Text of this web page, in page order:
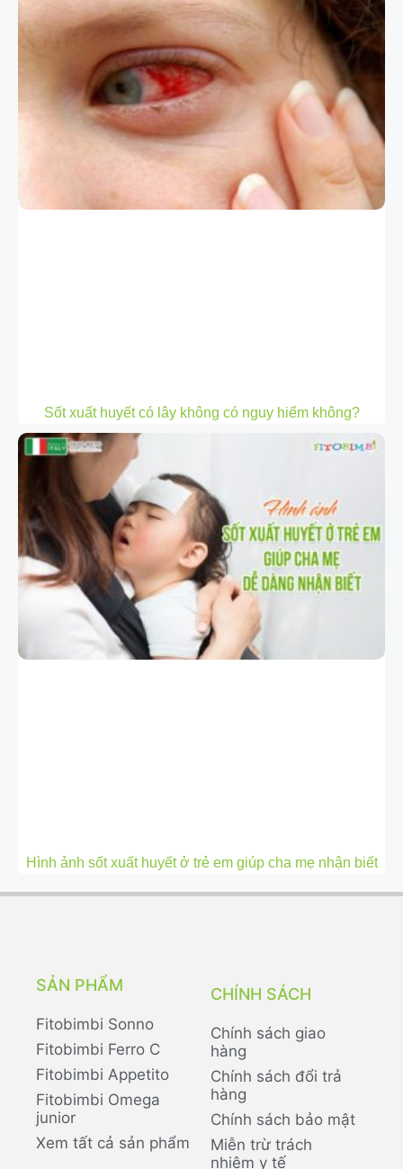
Sốt xuất huyết có lây không có nguy hiểm không?
Hình ảnh sốt xuất huyết ở trẻ em giúp cha mẹ nhận biết
SẢN PHẨM
Fitobimbi Sonno
Fitobimbi Ferro C
Fitobimbi Appetito
Fitobimbi Omega
junior
Xem tất cả sản phẩm
CHÍNH SÁCH
Chính sách giao
hàng
Chính sách đổi trả
hàng
Chính sách bảo mật
Miễn trừ trách
nhiệm y tế